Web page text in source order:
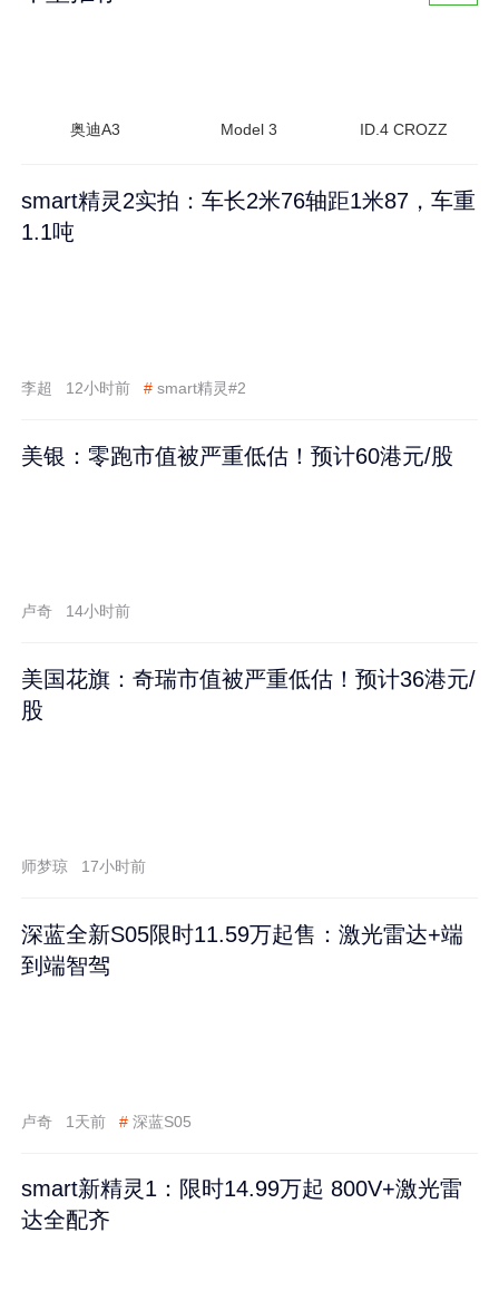
奥迪A3 Model 3 ID.4 CROZZ
smart精灵2实拍：车长2米76轴距1米87，车重
1.1吨
李超 12小时前 # smart精灵#2
美银：零跑市值被严重低估！预计60港元/股
卢奇 14小时前
美国花旗：奇瑞市值被严重低估！预计36港元/
股
师梦琼 17小时前
深蓝全新S05限时11.59万起售：激光雷达+端
到端智驾
卢奇 1天前 # 深蓝S05
smart新精灵1：限时14.99万起 800V+激光雷
达全配齐